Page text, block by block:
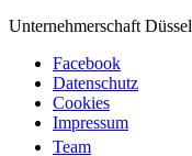
Team
Unternehmerschaft
Facebook
Datenschutz
Cookies
Impressum